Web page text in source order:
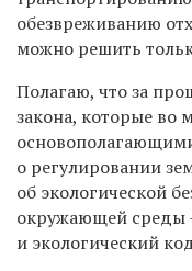
обезвреживанию
можно решить
Полагаю, что за
закона, которые во
о регулировании
об экологической
окружающей среды
и экологический